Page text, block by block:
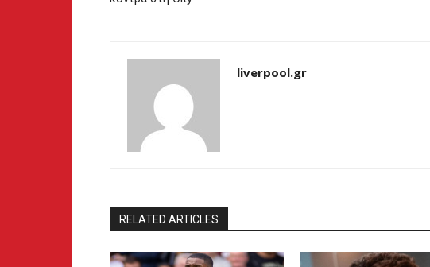
liverpool.gr
RELATED ARTICLES